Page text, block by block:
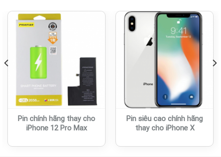
Pin chính hãng thay cho
iPhone 12 Pro Max
Pin siêu cao chính hãng
thay cho iPhone X